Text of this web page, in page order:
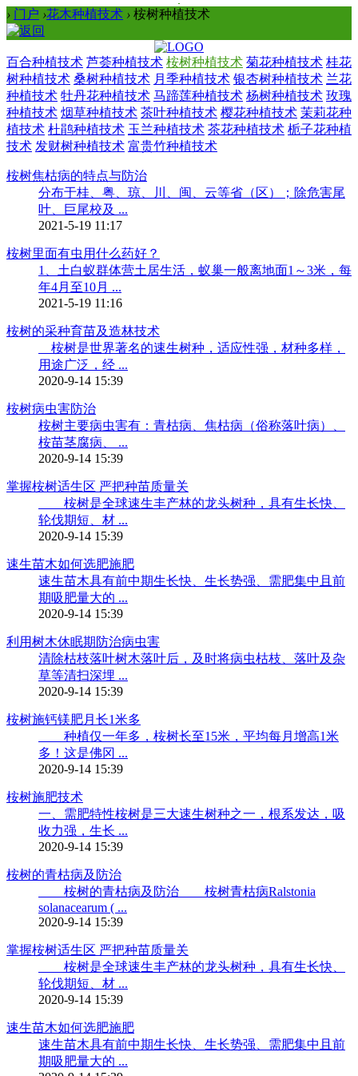
› 门户 ›花木种植技术 › 桉树种植技术
百合种植技术 芦荟种植技术 桉树种植技术 菊花种植技术 桂花
树种植技术 桑树种植技术 月季种植技术 银杏树种植技术 兰花
种植技术 牡丹花种植技术 马蹄莲种植技术 杨树种植技术 玫瑰
种植技术 烟草种植技术 茶叶种植技术 樱花种植技术 茉莉花种
植技术 杜鹃种植技术 玉兰种植技术 茶花种植技术 栀子花种植
技术 发财树种植技术 富贵竹种植技术
桉树焦枯病的特点与防治
分布于桂、粤、琼、川、闽、云等省（区）；除危害尾
叶、巨尾校及 ...
2021-5-19 11:17
桉树里面有虫用什么药好？
1、土白蚁群体营土居生活，蚁巢一般离地面1～3米，每
年4月至10月 ...
2021-5-19 11:16
桉树的采种育苗及造林技术
桉树是世界著名的速生树种，适应性强，材种多样，
用途广泛，经 ...
2020-9-14 15:39
桉树病虫害防治
桉树主要病虫害有：青枯病、焦枯病（俗称落叶病）、
桉苗茎腐病、 ...
2020-9-14 15:39
掌握桉树适生区 严把种苗质量关
桉树是全球速生丰产林的龙头树种，具有生长快、
轮伐期短、材 ...
2020-9-14 15:39
速生苗木如何选肥施肥
速生苗木具有前中期生长快、生长势强、需肥集中且前
期吸肥量大的 ...
2020-9-14 15:39
利用树木休眠期防治病虫害
清除枯枝落叶树木落叶后，及时将病虫枯枝、落叶及杂
草等清扫深埋 ...
2020-9-14 15:39
桉树施钙镁肥月长1米多
种植仅一年多，桉树长至15米，平均每月增高1米
多！这是佛冈 ...
2020-9-14 15:39
桉树施肥技术
一、需肥特性桉树是三大速生树种之一，根系发达，吸
收力强，生长 ...
2020-9-14 15:39
桉树的青枯病及防治
桉树的青枯病及防治 桉树青枯病Ralstonia
solanacearum ( ...
2020-9-14 15:39
掌握桉树适生区 严把种苗质量关
桉树是全球速生丰产林的龙头树种，具有生长快、
轮伐期短、材 ...
2020-9-14 15:39
速生苗木如何选肥施肥
速生苗木具有前中期生长快、生长势强、需肥集中且前
期吸肥量大的 ...